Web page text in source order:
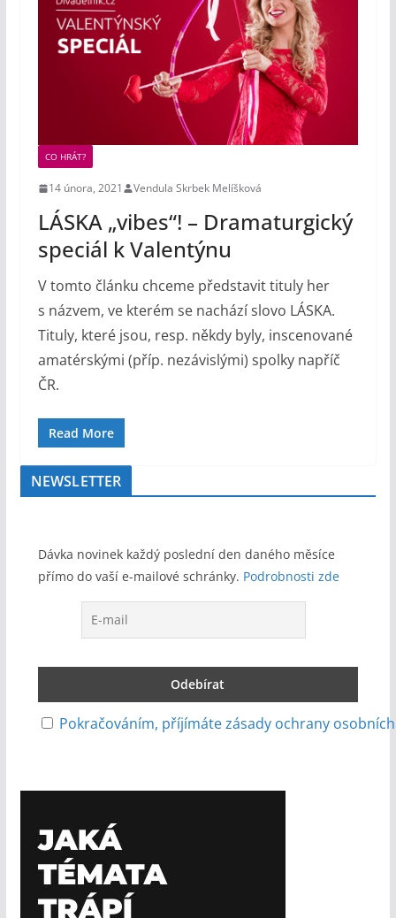
CO HRÁT?
14 února, 2021 Vendula Skrbek Melíšková
LÁSKA „vibes“! – Dramaturgický
speciál k Valentýnu
V tomto článku chceme představit tituly her
s názvem, ve kterém se nachází slovo LÁSKA.
Tituly, které jsou, resp. někdy byly, inscenované
amatérskými (příp. nezávislými) spolky napříč
ČR.
Read More
NEWSLETTER
Dávka novinek každý poslední den daného měsíce
přímo do vaší e-mailové schránky. Podrobnosti zde
Pokračováním, příjímáte zásady ochrany